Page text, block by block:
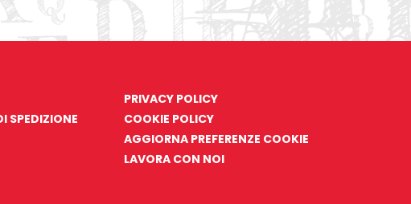
SPEDIZIONE
PRIVACY POLICY
COOKIE POLICY
AGGIORNA PREFERENZE COOKIE
LAVORA CON NOI